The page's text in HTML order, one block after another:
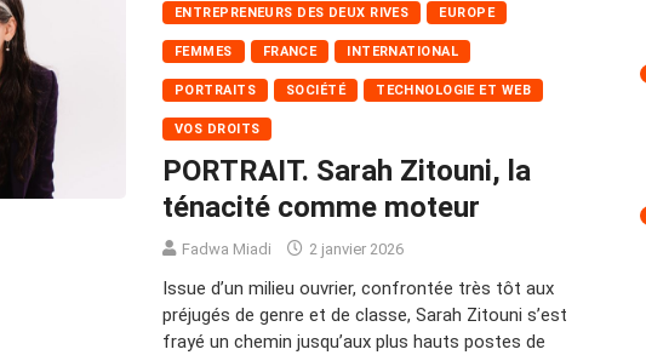
ENTREPRENEURS DES DEUX RIVES EUROPE
FEMMES FRANCE INTERNATIONAL
PORTRAITS SOCIÉTÉ TECHNOLOGIE ET WEB
VOS DROITS
PORTRAIT. Sarah Zitouni, la
ténacité comme moteur
Fadwa Miadi 2 janvier 2026
Issue d’un milieu ouvrier, confrontée très tôt aux
préjugés de genre et de classe, Sarah Zitouni s’est
frayé un chemin jusqu’aux plus hauts postes de